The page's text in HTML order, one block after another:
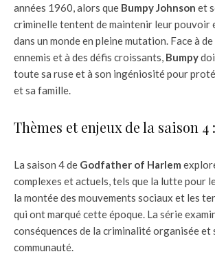
années 1960, alors que Bumpy Johnson et
criminelle tentent de maintenir leur pouvoir
dans un monde en pleine mutation. Face à
ennemis et à des défis croissants, Bumpy
toute sa ruse et à son ingéniosité pour
et sa famille.
Thèmes et enjeux de la saison 4 :
La saison 4 de Godfather of Harlem
complexes et actuels, tels que la lutte pour
la montée des mouvements sociaux et les
qui ont marqué cette époque. La série
conséquences de la criminalité organisée et
communauté.